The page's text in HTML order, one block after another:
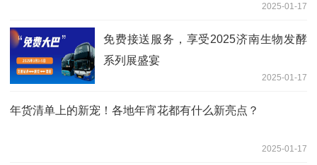
2025-01-17
免费接送服务，享受2025济南生物发酵
系列展盛宴
2025-01-17
年货清单上的新宠！各地年宵花都有什么新亮点？
2025-01-17